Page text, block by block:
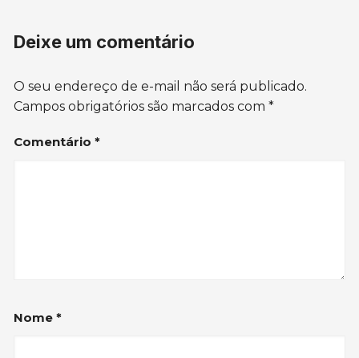
Deixe um comentário
O seu endereço de e-mail não será publicado.
Campos obrigatórios são marcados com*
Comentário*
Nome*